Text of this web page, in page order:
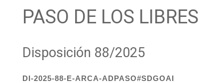
PASO DE LOS LIBRES
Disposición 88/2025
DI-2025-88-E-ARCA-ADPASO#SDGOAI